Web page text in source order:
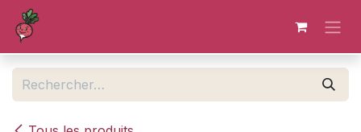
Se rendre au contenu